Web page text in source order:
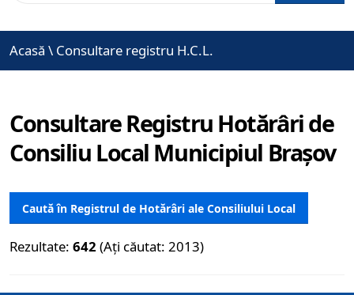
Acasă \ Consultare registru H.C.L.
Consultare Registru Hotărâri de
Consiliu Local Municipiul Brașov
Caută în Registrul de Hotărâri ale Consiliului Local
Rezultate: 642 (Ați căutat: 2013)